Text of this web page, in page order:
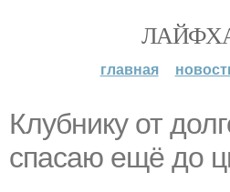
главная
Клубнику от
спасаю ещё до